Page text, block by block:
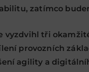
zatímco
vyzdvihl tři
provozních
agility a